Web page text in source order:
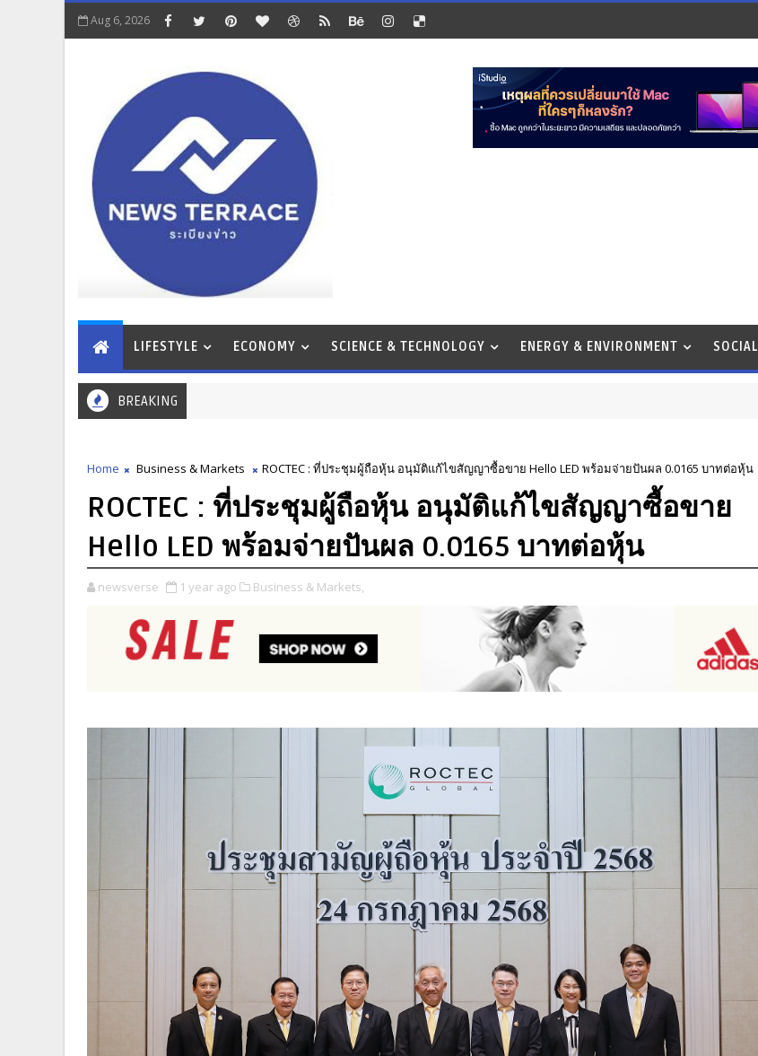
Aug 6, 2026
LIFESTYLE ECONOMY SCIENCE & TECHNOLOGY ENERGY & ENVIRONMENT SOCIAL
BREAKING
Home Business & Markets ROCTEC : ที่ประชุมผู้ถือหุ้น อนุมัติแก้ไขสัญญาซื้อขาย Hello LED พร้อมจ่ายปันผล 0.0165 บาทต่อหุ้น
ROCTEC : ที่ประชุมผู้ถือหุ้น อนุมัติแก้ไขสัญญาซื้อขาย
Hello LED พร้อมจ่ายปันผล 0.0165 บาทต่อหุ้น
newsverse 1 year ago Business & Markets,